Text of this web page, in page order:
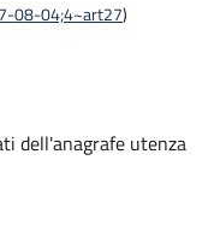
08-04;4~art27)
dell'anagrafe utenza